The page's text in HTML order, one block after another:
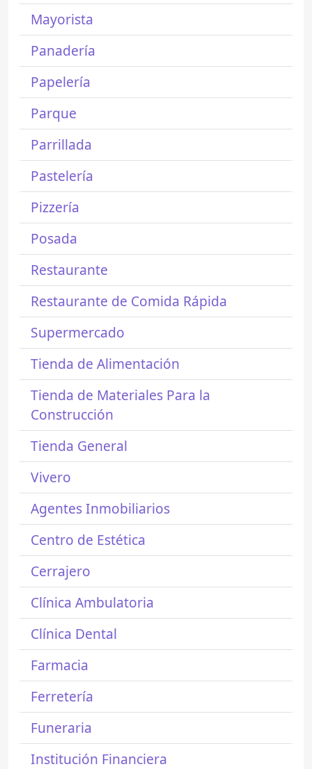
Mayorista
Panadería
Papelería
Parque
Parrillada
Pastelería
Pizzería
Posada
Restaurante
Restaurante de Comida Rápida
Supermercado
Tienda de Alimentación
Tienda de Materiales Para la
Construcción
Tienda General
Vivero
Agentes Inmobiliarios
Centro de Estética
Cerrajero
Clínica Ambulatoria
Clínica Dental
Farmacia
Ferretería
Funeraria
Institución Financiera